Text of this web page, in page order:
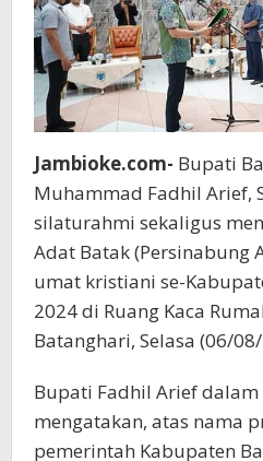
Jambioke.com- Bupati
Muhammad Fadhil Arief,
silaturahmi sekaligus
Adat Batak (Persinabung
umat kristiani se-
2024 di Ruang Kaca
Batanghari, Selasa (06/
Bupati Fadhil Arief dalam
mengatakan, atas nama
pemerintah Kabupaten